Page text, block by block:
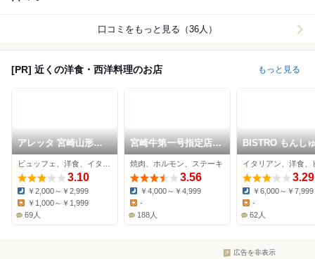
口コミをもっと見る（36人）
[PR] 近くの洋食・西洋料理のお店 もっと見る
アレッタ 宮崎山形屋
店
3.10
Dinner:
￥2,000～￥2,999
Lunch:
￥1,000～￥1,999
69人
宮崎牛第一号指定店
焼肉の幸加園 本店
焼肉、ホルモン、ステーキ
3.56
Dinner:
￥4,000～￥4,999
-
188人
BISTRO もんし
ゅ
3.29
Dinner:
￥6,000～￥7,999
Lunch:
-
62人
広告を非表示